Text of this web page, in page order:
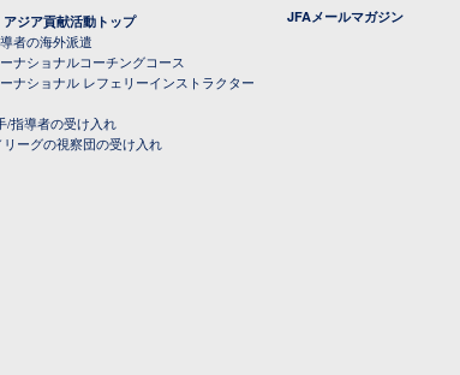
ジア貢献活動トップ
者の海外派遣
ナショナルコーチングコース
ナショナル レフェリーインストラクター
/指導者の受け入れ
ーグの視察団の受け入れ
JFAメールマガジン